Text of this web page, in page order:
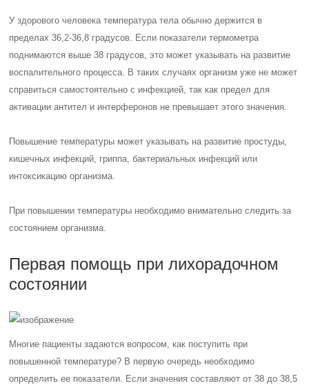
У здорового человека температура тела обычно держится в
пределах 36,2-36,8 градусов. Если показатели термометра
поднимаются выше 38 градусов, это может указывать на развитие
воспалительного процесса. В таких случаях организм уже не может
справиться самостоятельно с инфекцией, так как предел для
активации антител и интерферонов не превышает этого значения.
Повышение температуры может указывать на развитие простуды,
кишечных инфекций, гриппа, бактериальных инфекций или
интоксикацию организма.
При повышении температуры необходимо внимательно следить за
состоянием организма.
Первая помощь при лихорадочном
состоянии
Многие пациенты задаются вопросом, как поступить при
повышенной температуре? В первую очередь необходимо
определить ее показатели. Если значения составляют от 38 до 38,5